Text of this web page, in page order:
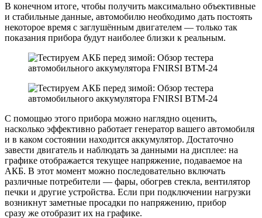
В конечном итоге, чтобы получить максимально объективные
и стабильные данные, автомобилю необходимо дать постоять
некоторое время с заглушённым двигателем — только так
показания прибора будут наиболее близки к реальным.
С помощью этого прибора можно наглядно оценить,
насколько эффективно работает генератор вашего автомобиля
и в каком состоянии находится аккумулятор. Достаточно
завести двигатель и наблюдать за данными на дисплее: на
графике отображается текущее напряжение, подаваемое на
АКБ. В этот момент можно последовательно включать
различные потребители — фары, обогрев стекла, вентилятор
печки и другие устройства. Если при подключении нагрузки
возникнут заметные просадки по напряжению, прибор
сразу же отобразит их на графике.